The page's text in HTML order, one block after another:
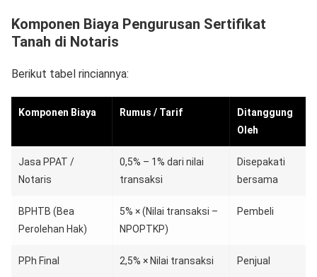
Komponen Biaya Pengurusan Sertifikat
Tanah di Notaris
Berikut tabel rinciannya:
Komponen Biaya Rumus / Tarif
Ditanggung
Oleh
Jasa PPAT /
Notaris
0,5% – 1% dari nilai
transaksi
Disepakati
bersama
BPHTB (Bea
Perolehan Hak)
5% × (Nilai transaksi –
NPOPTKP)
Pembeli
PPh Final 2,5% × Nilai transaksi Penjual